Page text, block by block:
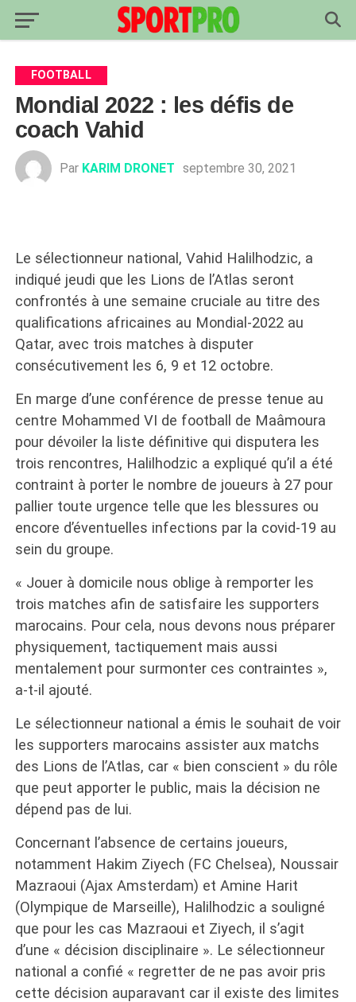
FOOTBALL
Mondial 2022 : les défis de
coach Vahid
Par KARIM DRONET septembre 30, 2021
Le sélectionneur national, Vahid Halilhodzic, a
indiqué jeudi que les Lions de l’Atlas seront
confrontés à une semaine cruciale au titre des
qualifications africaines au Mondial-2022 au
Qatar, avec trois matches à disputer
consécutivement les 6, 9 et 12 octobre.
En marge d’une conférence de presse tenue au
centre Mohammed VI de football de Maâmoura
pour dévoiler la liste définitive qui disputera les
trois rencontres, Halilhodzic a expliqué qu’il a été
contraint à porter le nombre de joueurs à 27 pour
pallier toute urgence telle que les blessures ou
encore d’éventuelles infections par la covid-19 au
sein du groupe.
« Jouer à domicile nous oblige à remporter les
trois matches afin de satisfaire les supporters
marocains. Pour cela, nous devons nous préparer
physiquement, tactiquement mais aussi
mentalement pour surmonter ces contraintes »,
a-t-il ajouté.
Le sélectionneur national a émis le souhait de voir
les supporters marocains assister aux matchs
des Lions de l’Atlas, car « bien conscient » du rôle
que peut apporter le public, mais la décision ne
dépend pas de lui.
Concernant l’absence de certains joueurs,
notamment Hakim Ziyech (FC Chelsea), Noussair
Mazraoui (Ajax Amsterdam) et Amine Harit
(Olympique de Marseille), Halilhodzic a souligné
que pour les cas Mazraoui et Ziyech, il s’agit
d’une « décision disciplinaire ». Le sélectionneur
national a confié « regretter de ne pas avoir pris
cette décision auparavant car il existe des limites